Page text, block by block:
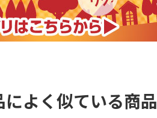
によく似ている商品